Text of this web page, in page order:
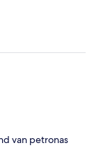
van petronas